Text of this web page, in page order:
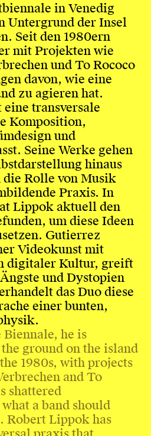
in Venedig
Untergrund der Insel
Seit den 1980ern
mit Projekten wie
und To Rococo
davon, wie eine
zu agieren hat.
transversale
Komposition,
und
Seine Werke gehen
hinaus
Rolle von Musik
Praxis. In
Lippok aktuell den
um diese Ideen
Gutierrez
Videokunst mit
digitaler Kultur, greift
und Dystopien
das Duo diese
einer bunten,
Biennale, he is
ground on the island
1980s, with projects
and To
shattered
a band should
Robert Lippok has